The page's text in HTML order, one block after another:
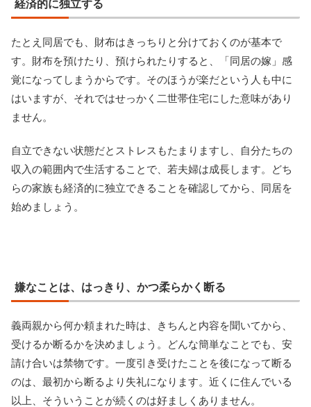
経済的に独立する
たとえ同居でも、財布はきっちりと分けておくのが基本で
す。財布を預けたり、預けられたりすると、「同居の嫁」感
覚になってしまうからです。そのほうが楽だという人も中に
はいますが、それではせっかく二世帯住宅にした意味があり
ません。
自立できない状態だとストレスもたまりますし、自分たちの
収入の範囲内で生活することで、若夫婦は成長します。どち
らの家族も経済的に独立できることを確認してから、同居を
始めましょう。
嫌なことは、はっきり、かつ柔らかく断る
義両親から何か頼まれた時は、きちんと内容を聞いてから、
受けるか断るかを決めましょう。どんな簡単なことでも、安
請け合いは禁物です。一度引き受けたことを後になって断る
のは、最初から断るより失礼になります。近くに住んでいる
以上、そういうことが続くのは好ましくありません。